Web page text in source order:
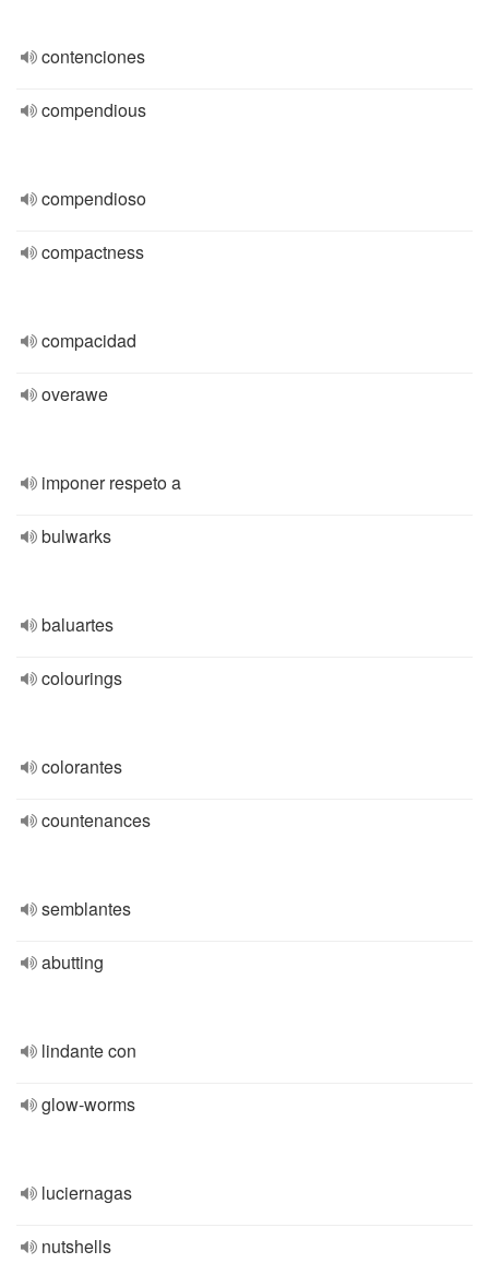
contenciones
compendious
compendioso
compactness
compacidad
overawe
imponer respeto a
bulwarks
baluartes
colourings
colorantes
countenances
semblantes
abutting
lindante con
glow-worms
luciernagas
nutshells